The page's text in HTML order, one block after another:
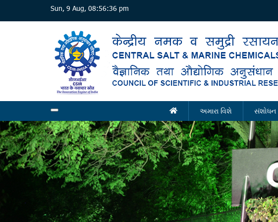
Sun, 9 Aug, 08:56:38 pm
Main
navigation
અમારા વિશે સંશોધન